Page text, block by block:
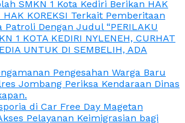
SMKN 1 Kota Kediri Berikan HAK
HAK KOREKSI Terkait Pemberitaan
Patroli Dengan Judul “PERILAKU
1 KOTA KEDIRI NYLENEH, CURHAT
UNTUK DI SEMBELIH, ADA
Pengesahan Warga Baru
Jombang Periksa Kendaraan Dinas
di Car Free Day Magetan
Pelayanan Keimigrasian bagi